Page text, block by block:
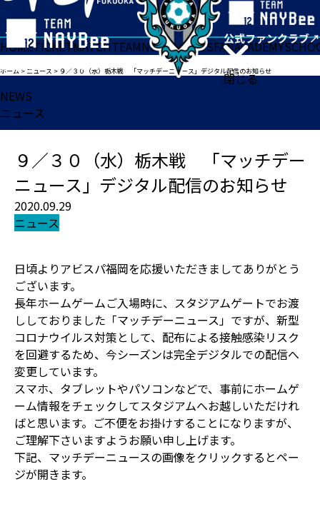
閉じる
HOMETICKETMATCHTEAMNEWSGOODSFANACADEMY
ホーム >ニュース > ９／３０（水）栃木戦 「マッチデーニュース」デジタル配信のお知らせ
NEWS
ニュース
９／３０（水）栃木戦 「マッチデー
ニュース」デジタル配信のお知らせ
2020.09.29
ニュース
日頃よりアビスパ福岡を応援いただきましてありがとう
ございます。
長年ホームゲームご入場時に、スタジアムゲートでお渡
ししておりました「マッチデーニュース」ですが、新型
コロナウイルス対策として、配布による接触感染リスク
を回避するため、今シーズンは完全デジタルでの配信へ
変更しています。
スマホ、タブレットやパソコンなどで、事前にホームゲ
ーム情報をチェックしてスタジアムへお越しいただけれ
ばと思います。ご不便をお掛けすることになりますが、
ご理解下さいますようお願い申し上げます。
下記、マッチデーニュースの画像をクリックするとペー
ジが開きます。